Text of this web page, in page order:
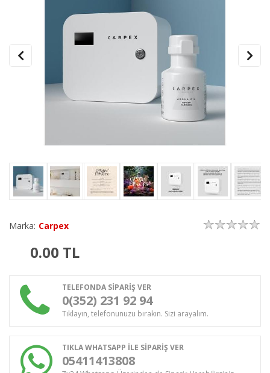
Marka: Carpex
0.00 TL
TELEFONDA SİPARİŞ VER
0(352) 231 92 94
Tıklayın, telefonunuzu bırakın. Sizi arayalım.
TIKLA WHATSAPP İLE SİPARİŞ VER
05411413808